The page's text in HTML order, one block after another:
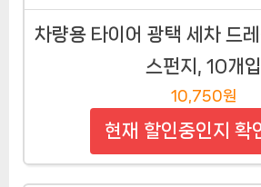
차량용 타이어 광택 세차 드
스펀지, 10개입
10,750원
현재 할인중인지 확